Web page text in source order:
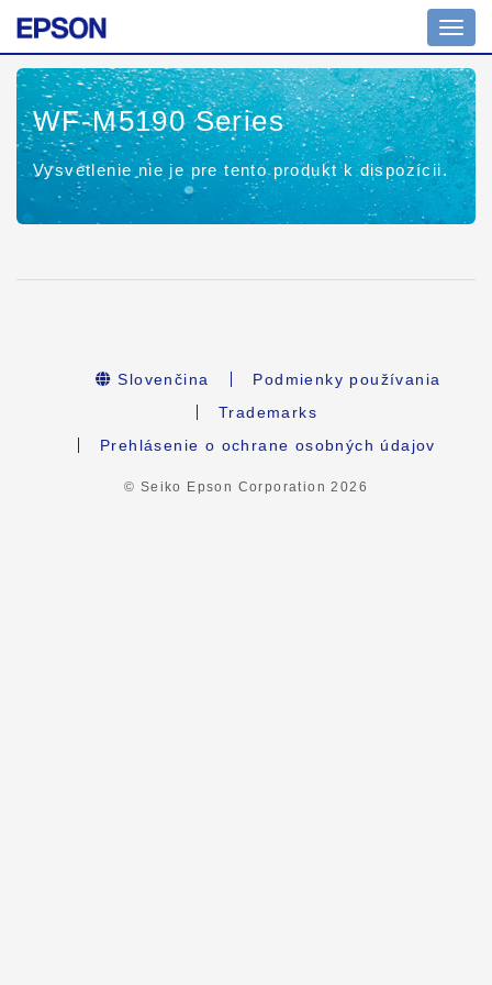
WF-M5190 Series
Vysvetlenie nie je pre tento produkt k dispozícii.
Slovenčina
Podmienky používania
Trademarks
Prehlásenie o ochrane osobných údajov
© Seiko Epson Corporation2026